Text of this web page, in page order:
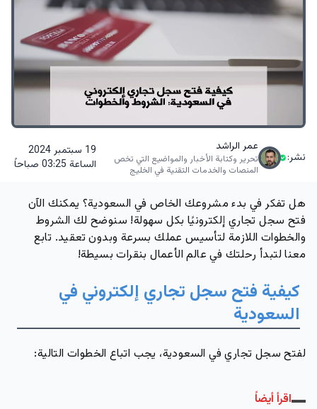
نشر:
عمر الراشد
تحرير وكتابة الأخبار والمواضيع التي تخص
المنصات والخدمات التقنية في الخليج
19 سبتمبر 2024
الساعة 03:25 صباحاً
هل تفكر في بدء مشروعك الخاص في السعودية؟ يمكنك الآن
فتح سجل تجاري إلكترونيًا بكل سهولة! سنوضح لك الشروط
والخطوات اللازمة لتأسيس عملك بسرعة وبدون تعقيد. تابع
معنا لتبدأ رحلتك في عالم الأعمال بنقرات بسيطة!
كيفية فتح سجل تجاري إلكتروني في
السعودية
لفتح سجل تجاري في السعودية، يجب اتباع الخطوات التالية:
اقرأ أيضاً